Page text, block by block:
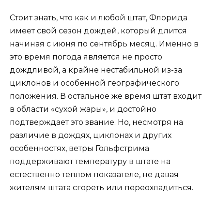
Стоит знать, что как и любой штат, Флорида
имеет свой сезон дождей, который длится
начиная с июня по сентябрь месяц. Именно в
это время погода является не просто
дождливой, а крайне нестабильной из-за
циклонов и особенной географического
положения. В остальное же время штат входит
в области «сухой жары», и достойно
подтверждает это звание. Но, несмотря на
различие в дождях, циклонах и других
особенностях, ветры Гольфстрима
поддерживают температуру в штате на
естественно теплом показателе, не давая
жителям штата сгореть или переохладиться.